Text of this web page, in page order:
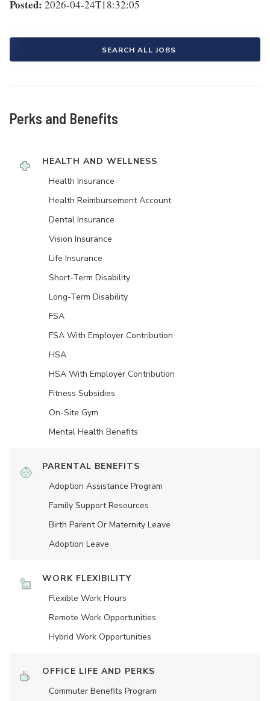
Posted: 2026-04-24T18:32:05
SEARCH ALL JOBS
Perks and Benefits
HEALTH AND WELLNESS
Health Insurance
Health Reimbursement Account
Dental Insurance
Vision Insurance
Life Insurance
Short-Term Disability
Long-Term Disability
FSA
FSA With Employer Contribution
HSA
HSA With Employer Contribution
Fitness Subsidies
On-Site Gym
Mental Health Benefits
PARENTAL BENEFITS
Adoption Assistance Program
Family Support Resources
Birth Parent Or Maternity Leave
Adoption Leave
WORK FLEXIBILITY
Flexible Work Hours
Remote Work Opportunities
Hybrid Work Opportunities
OFFICE LIFE AND PERKS
Commuter Benefits Program